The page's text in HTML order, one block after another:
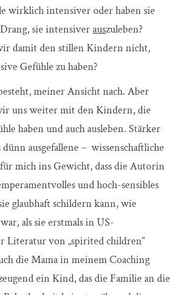
wirklich intensiver oder haben sie
sie intensiverauszuleben?
damit den stillen Kindern nicht,
Gefühle zu haben?
meiner Ansicht nach. Aber
uns weiter mit den Kindern, die
haben und auch ausleben. Stärker
dünn ausgefallene – wissenschaftliche
mich ins Gewicht, dass die Autorin
und hoch-sensibles
glaubhaft schildern kann, wie
als sie erstmals in US-
Literatur von „spirited children“
die Mama in meinem Coaching
ein Kind, das die Familie an die